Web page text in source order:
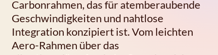
Carbonrahmen, das für atemberaubende
Geschwindigkeiten und nahtlose
Integration konzipiert ist. Vom leichten
Aero-Rahmen über das